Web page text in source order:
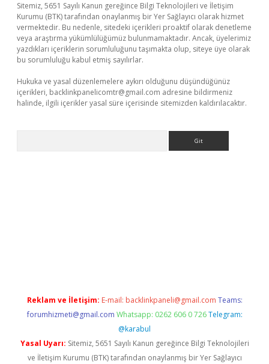
Sitemiz, 5651 Sayılı Kanun gereğince Bilgi Teknolojileri ve İletişim
Kurumu (BTK) tarafından onaylanmış bir Yer Sağlayıcı olarak hizmet
vermektedir. Bu nedenle, sitedeki içerikleri proaktif olarak denetleme
veya araştırma yükümlülüğümüz bulunmamaktadır. Ancak, üyelerimiz
yazdıkları içeriklerin sorumluluğunu taşımakta olup, siteye üye olarak
bu sorumluluğu kabul etmiş sayılırlar.
Hukuka ve yasal düzenlemelere aykırı olduğunu düşündüğünüz
içerikleri, backlinkpanelicomtr@gmail.com adresine bildirmeniz
halinde, ilgili içerikler yasal süre içerisinde sitemizden kaldırılacaktır.
Reklam ve İletişim: E-mail: backlinkpaneli@gmail.com Teams:
forumhizmeti@gmail.com Whatsapp: 0262 606 0 726 Telegram:
@karabul
Yasal Uyarı: Sitemiz, 5651 Sayılı Kanun gereğince Bilgi Teknolojileri
ve İletişim Kurumu (BTK) tarafından onaylanmış bir Yer Sağlayıcı